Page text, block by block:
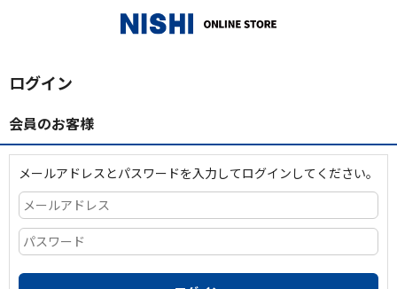
ログイン
会員のお客様
メールアドレスとパスワードを入力してログインしてください。